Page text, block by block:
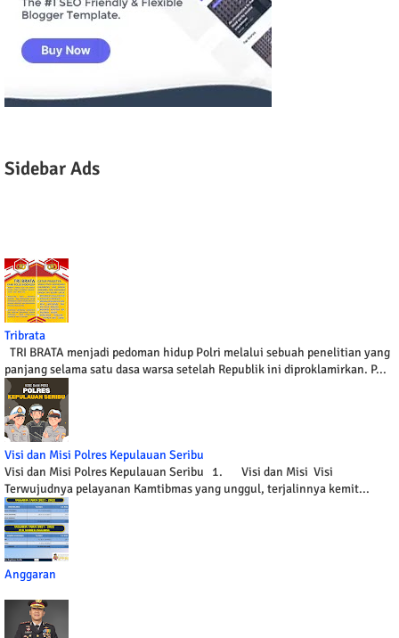
Sidebar Ads
Tribrata
TRI BRATA menjadi pedoman hidup Polri melalui sebuah penelitian yang
panjang selama satu dasa warsa setelah Republik ini diproklamirkan. P...
Visi dan Misi Polres Kepulauan Seribu
Visi dan Misi Polres Kepulauan Seribu 1. Visi dan Misi Visi
Terwujudnya pelayanan Kamtibmas yang unggul, terjalinnya kemit...
Anggaran